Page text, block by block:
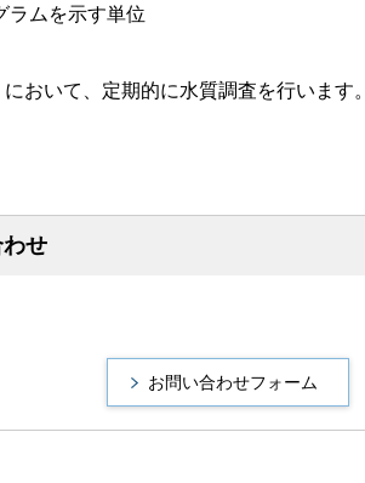
ムを示す単位
いて、定期的に水質調査を行います。
せ